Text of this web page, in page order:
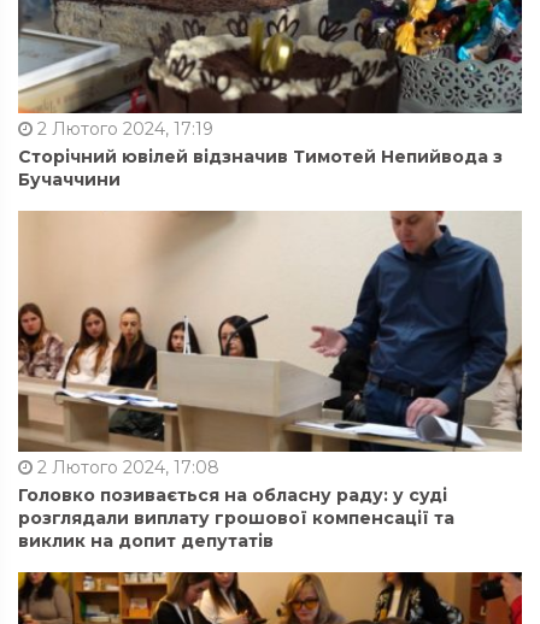
2 Лютого 2024, 17:19
Сторічний ювілей відзначив Тимотей Непийвода з
Бучаччини
2 Лютого 2024, 17:08
Головко позивається на обласну раду: у суді
розглядали виплату грошової компенсації та
виклик на допит депутатів